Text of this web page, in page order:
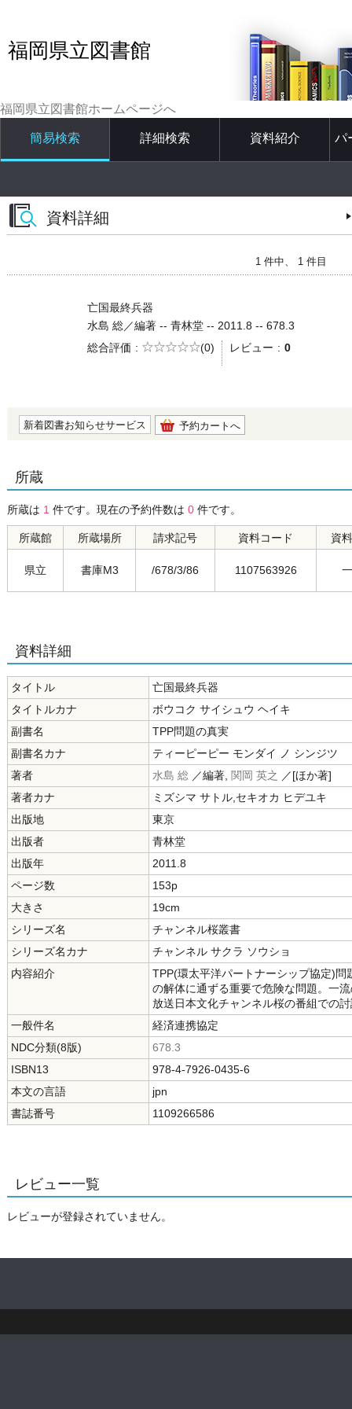
福岡県立図書館
福岡県立図書館ホームページへ
簡易検索 詳細検索 資料紹介 パ
資料詳細
1 件中、 1 件目
亡国最終兵器
水島 総／編著 -- 青林堂 -- 2011.8 -- 678.3
総合評価
5段階評価
(0) レビュー 0
新着図書お知らせサービス 予約カートへ
所蔵
所蔵は 1 件です。現在の予約件数は 0 件です。
所蔵館 所蔵場所 請求記号 資料コード 資
県立 書庫M3 /678/3/86 1107563926
資料詳細
タイトル
亡国最終兵器
タイトルカナ
ボウコク サイシュウ ヘイキ
副書名
TPP問題の真実
副書名カナ
ティーピーピー モンダイ ノ シンジツ
著者
水島 総 ／編著, 関岡 英之 ／[ほか著]
著者カナ
ミズシマ サトル,セキオカ ヒデユキ
出版地
東京
出版者
青林堂
出版年
2011.8
ページ数
153p
大きさ
19cm
シリーズ名
チャンネル桜叢書
シリーズ名カナ
チャンネル サクラ ソウショ
内容紹介
TPP(環太平洋パートナーシップ協定)
の解体に通ずる重要で危険な問題。一
放送日本文化チャンネル桜の番組での
一般件名
経済連携協定
NDC分類(8版)
678.3
ISBN13
978-4-7926-0435-6
本文の言語
jpn
書誌番号
1109266586
レビュー一覧
レビューが登録されていません。